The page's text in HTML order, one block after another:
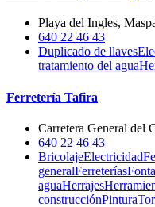
Playa del Ingles,
640 22 46 43
Duplicado de llaves
tratamiento del agua
Ferretería Tafira
Carretera General del
640 22 46 43
BricolajeElectricidad
generalFerreterías
aguaHerrajes
construcciónPintura